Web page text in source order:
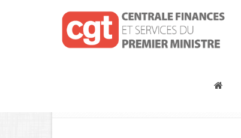
Agents du MEFR en poste